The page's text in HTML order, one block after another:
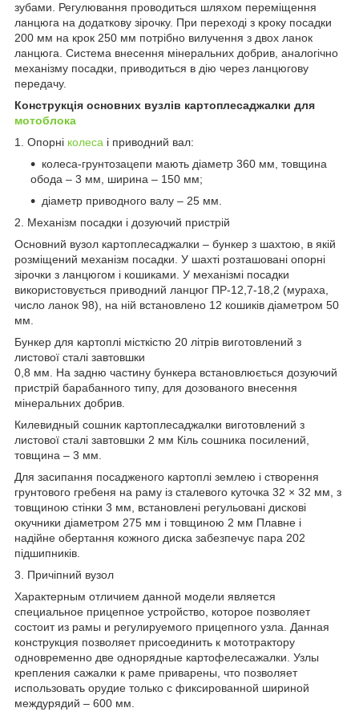
зубами. Регулювання проводиться шляхом переміщення
ланцюга на додаткову зірочку. При переході з кроку посадки
200 мм на крок 250 мм потрібно вилучення з двох ланок
ланцюга. Система внесення мінеральних добрив, аналогічно
механізму посадки, приводиться в дію через ланцюгову
передачу.
Конструкція основних вузлів картоплесаджалки для
мотоблока
1. Опорні колеса і приводний вал:
колеса-грунтозацепи мають діаметр 360 мм, товщина
обода – 3 мм, ширина – 150 мм;
діаметр приводного валу – 25 мм.
2. Механізм посадки і дозуючий пристрій
Основний вузол картоплесаджалки – бункер з шахтою, в якій
розміщений механізм посадки. У шахті розташовані опорні
зірочки з ланцюгом і кошиками. У механізмі посадки
використовується приводний ланцюг ПР-12,7-18,2 (мураха,
число ланок 98), на ній встановлено 12 кошиків діаметром 50
мм.
Бункер для картоплі місткістю 20 літрів виготовлений з
листової сталі завтовшки
0,8 мм. На задню частину бункера встановлюється дозуючий
пристрій барабанного типу, для дозованого внесення
мінеральних добрив.
Килевидный сошник картоплесаджалки виготовлений з
листової сталі завтовшки 2 мм Кіль сошника посилений,
товщина – 3 мм.
Для засипання посадженого картоплі землею і створення
грунтового гребеня на раму із сталевого куточка 32 × 32 мм, з
товщиною стінки 3 мм, встановлені регульовані дискові
окучники діаметром 275 мм і товщиною 2 мм Плавне і
надійне обертання кожного диска забезпечує пара 202
підшипників.
3. Причіпний вузол
Характерным отличием данной модели является
специальное прицепное устройство, которое позволяет
состоит из рамы и регулируемого прицепного узла. Данная
конструкция позволяет присоединить к мототрактору
одновременно две однорядные картофелесажалки. Узлы
крепления сажалки к раме приварены, что позволяет
использовать орудие только с фиксированной шириной
междурядий – 600 мм.